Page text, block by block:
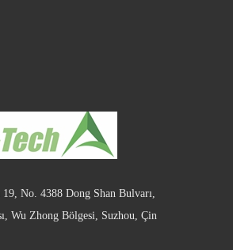
No. 4388 Dong Shan Bulvarı,
Wu Zhong Bölgesi, Suzhou, Çin